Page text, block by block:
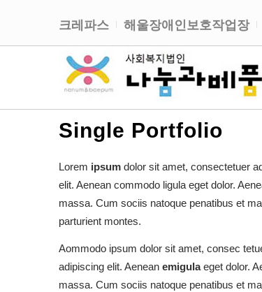
크레파스 해울장애인보호작업장
Single Portfolio
Lorem ipsumdolor sit amet, consectetuer
elit. Aenean commodo ligula eget dolor.
massa. Cum sociis natoque penatibus et
parturient montes.
Aommodo ipsum dolor sit amet, consec
adipiscing elit. Aenean emigulaeget dolor.
massa. Cum sociis natoque penatibus et